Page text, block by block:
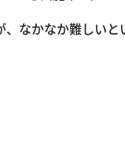
、なかなか難しい